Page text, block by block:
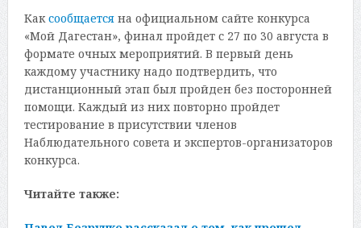
Каксообщаетсяна официальном сайте конкурса
«Мой Дагестан», финал пройдет с 27 по 30 августа в
формате очных мероприятий. В первый день
каждому участнику надо подтвердить, что
дистанционный этап был пройден без посторонней
помощи. Каждый из них повторно пройдет
тестирование в присутствии членов
Наблюдательного совета и экспертов-организаторов
конкурса.
Читайте также: